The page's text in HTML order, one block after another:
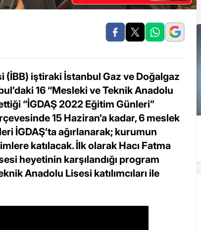
iştiraki İstanbul Gaz ve Doğalgaz
16 “Mesleki ve Teknik Anadolu
“İGDAŞ 2022 Eğitim Günleri”
15 Haziran’a kadar, 6 meslek
İGDAŞ’ta ağırlanarak; kurumun
katılacak. İlk olarak Hacı Fatma
heyetinin karşılandığı program
Anadolu Lisesi katılımcıları ile